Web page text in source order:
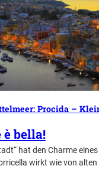
Procida –
bella!
hat den Charme
wirkt wie von